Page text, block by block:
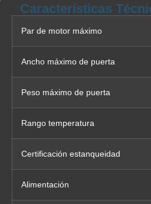
Características
Par de motor máximo
Ancho máximo de puerta
Peso máximo de puerta
Rango temperatura
Certificación estanqueidad
Alimentación